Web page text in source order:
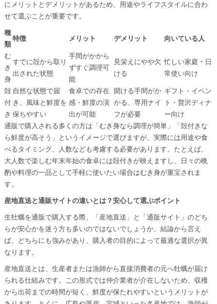
にメリットとデメリットがあるため、用途やライフスタイルに合わ
せて選ぶことが重要です。
種
類
特徴 メリット デメリット 向いている人
む
き
身
すでに殻から取り
出された状態
手間がかから
ずすぐ調理可
能
見栄えにやや欠
ける
忙しい家庭・日
常使い向け
殻
付
き
自然な状態で届
き、風味と鮮度を
保ちやすい
食卓での存在
感・鮮度の演
出が可能
開ける手間がか
かる、専用ナイ
フが必要
ギフト・イベン
ト・贅沢ディナ
ー向け
通販で購入される多くの方は「むき身なら調理が簡単」「殻付きな
ら鮮度が高そう」というイメージで選びますが、実際には用途や食
べるタイミング、人数なども考慮する必要があります。たとえば、
大人数で楽しむ年末年始の食卓には殻付きが映えますし、日々の晩
酌や料理の一品として手軽に使いたい場合はむき身が重宝されま
す。
産地直送と通販サイトの違いとは？安心して選ぶポイント
生牡蠣を通販で購入する際、「産地直送」と「通販サイト」のどち
らが安心かを迷う方も多いのではないでしょうか。結論から言え
ば、どちらにも強みがあり、購入者の目的によって最適な選択が異
なります。
産地直送とは、生産者または漁師から直接消費者の元へ牡蠣が届け
られる仕組みです。この形式では仲介業者が介在しないため、収穫
から出荷までの時間が短く、鮮度が保たれやすいというメリットが